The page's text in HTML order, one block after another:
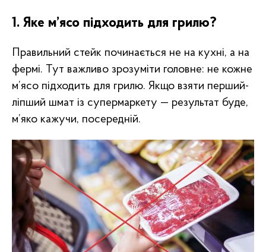
1. Яке м’ясо підходить для грилю?
Правильний стейк починається не на кухні, а на
фермі. Тут важливо зрозуміти головне: не кожне
м’ясо підходить для грилю. Якщо взяти перший-
ліпший шмат із супермаркету — результат буде,
м’яко кажучи, посередній.